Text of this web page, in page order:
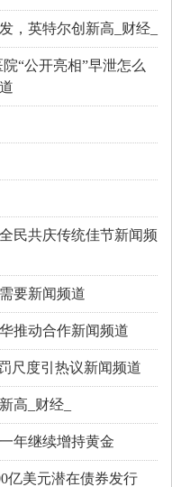
，英特尔创新高_财经_
“公开亮相”早泄怎么
民共庆传统佳节新闻频
要新闻频道
推动合作新闻频道
尺度引热议新闻频道
高_财经_
年继续增持黄金
亿美元潜在债券发行